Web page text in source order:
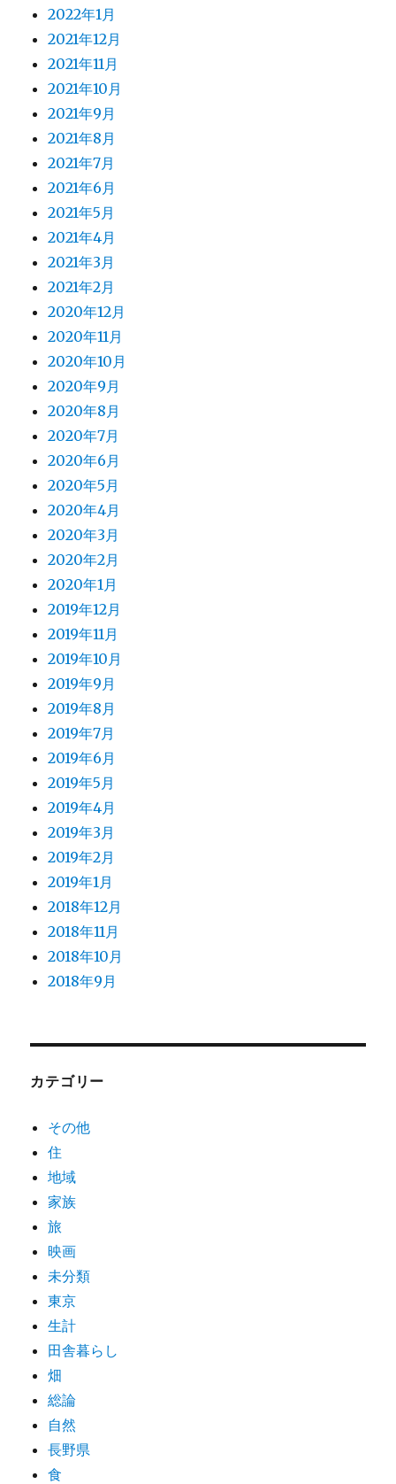
2022年1月
2021年12月
2021年11月
2021年10月
2021年9月
2021年8月
2021年7月
2021年6月
2021年5月
2021年4月
2021年3月
2021年2月
2020年12月
2020年11月
2020年10月
2020年9月
2020年8月
2020年7月
2020年6月
2020年5月
2020年4月
2020年3月
2020年2月
2020年1月
2019年12月
2019年11月
2019年10月
2019年9月
2019年8月
2019年7月
2019年6月
2019年5月
2019年4月
2019年3月
2019年2月
2019年1月
2018年12月
2018年11月
2018年10月
2018年9月
カテゴリー
その他
住
地域
家族
旅
映画
未分類
東京
生計
田舎暮らし
畑
総論
自然
長野県
食